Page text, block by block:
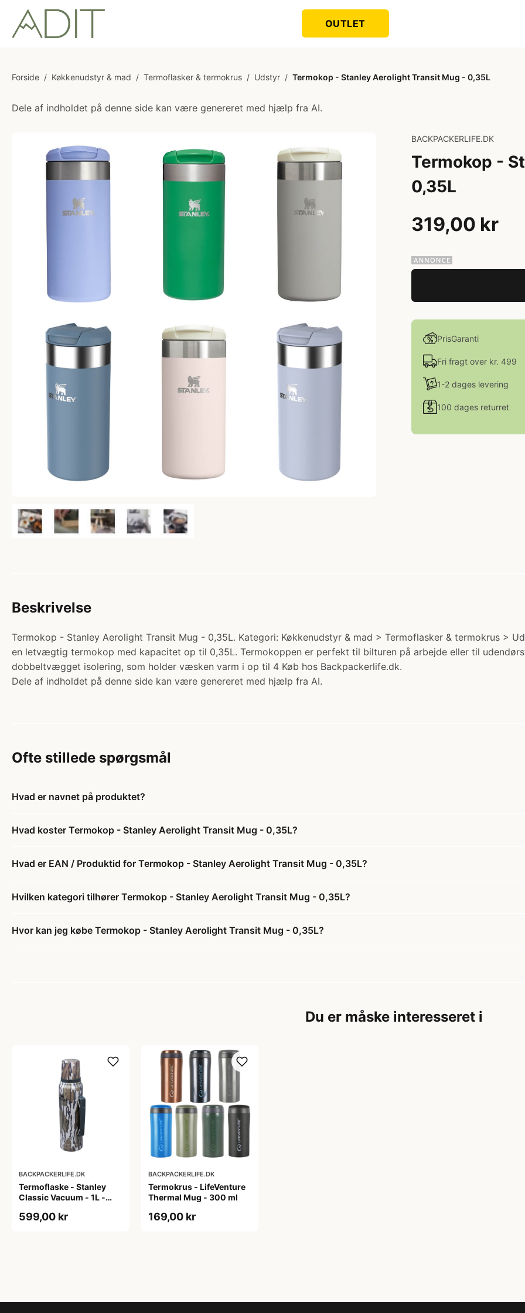
OUTLET
Forside / Køkkenudstyr & mad / Termoflasker & termokrus / Udstyr / Termokop - Stanley Aerolight Transit Mug - 0,35L
Dele af indholdet på denne side kan være genereret med hjælp fra AI.
BACKPACKERLIFE.DK
Termokop -
0,35L
319,00 kr
PrisGaranti
Fri fragt over kr. 499
1-2 dages levering
100 dages returret
Beskrivelse
Termokop - Stanley Aerolight Transit Mug - 0,35L. Kategori: Køkkenudstyr & mad > Termoflasker & termokrus >
en letvægtig termokop med kapacitet op til 0,35L. Termokoppen er perfekt til bilturen på arbejde eller til
dobbeltvægget isolering, som holder væsken varm i op til 4 Køb hos Backpackerlife.dk.
Dele af indholdet på denne side kan være genereret med hjælp fra AI.
Ofte stillede spørgsmål
Hvad er navnet på produktet?
Hvad koster Termokop - Stanley Aerolight Transit Mug - 0,35L?
Hvad er EAN / Produktid for Termokop - Stanley Aerolight Transit Mug - 0,35L?
Hvilken kategori tilhører Termokop - Stanley Aerolight Transit Mug - 0,35L?
Hvor kan jeg købe Termokop - Stanley Aerolight Transit Mug - 0,35L?
Du er måske interesseret i
BACKPACKERLIFE.DK
Termoflaske - Stanley
Classic Vacuum - 1L -
599,00 kr
BACKPACKERLIFE.DK
Termokrus - LifeVenture
Thermal Mug - 300 ml
169,00 kr